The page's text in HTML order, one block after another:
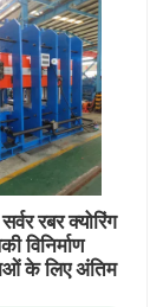
रबर क्योरिंग
विनिर्माण
के लिए अंतिम